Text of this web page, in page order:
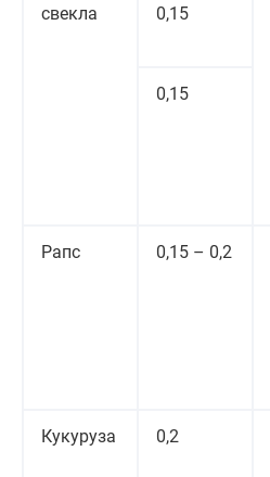
свекла
0,15
0,15
Рапс 0,15 – 0,2
Кукуруза 0,2